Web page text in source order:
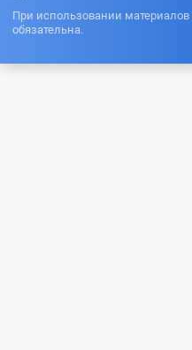
При использовании
обязательна.